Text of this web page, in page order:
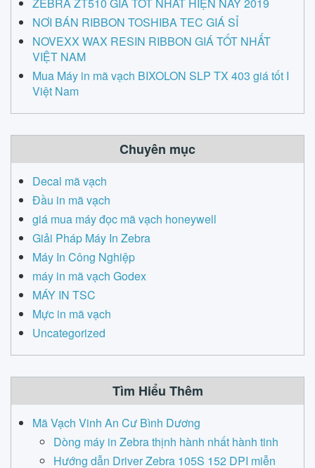
NƠI BÁN RIBBON TOSHIBA TEC GIÁ SỈ
NOVEXX WAX RESIN RIBBON GIÁ TỐT NHẤT
VIỆT NAM
Mua Máy in mã vạch BIXOLON SLP TX 403 giá tốt I
Việt Nam
Chuyên mục
Decal mã vạch
Đầu in mã vạch
giá mua máy đọc mã vạch honeywell
Giải Pháp Máy In Zebra
Máy In Công Nghiệp
máy in mã vạch Godex
MÁY IN TSC
Mực in mã vạch
Uncategorized
Tìm Hiểu Thêm
Mã Vạch Vinh An Cư Bình Dương
Dòng máy in Zebra thịnh hành nhất hành tinh
Hướng dẫn Driver Zebra 105S 152 DPI miễn